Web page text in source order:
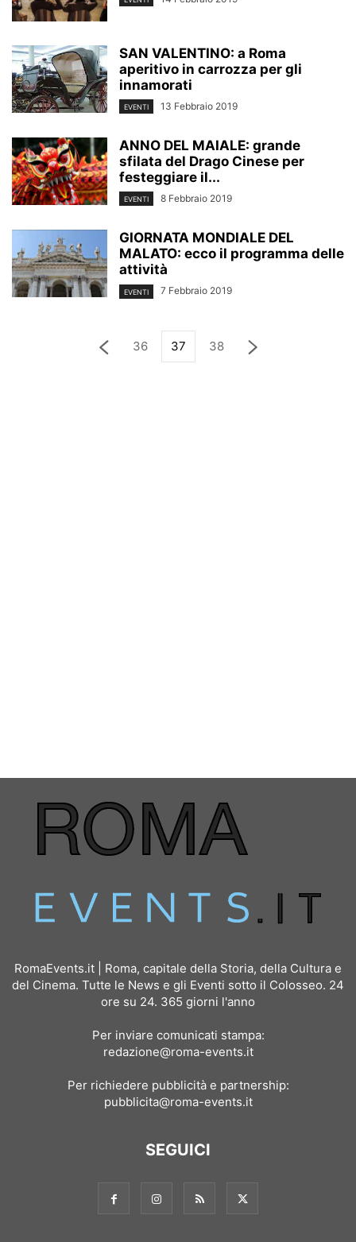
SAN VALENTINO: a Roma
aperitivo in carrozza per gli
innamorati
EVENTI 13 Febbraio 2019
ANNO DEL MAIALE: grande
sfilata del Drago Cinese per
festeggiare il...
EVENTI 8 Febbraio 2019
GIORNATA MONDIALE DEL
MALATO: ecco il programma delle
attività
EVENTI 7 Febbraio 2019
36 37 38
RomaEvents.it | Roma, capitale della Storia, della Cultura e
del Cinema. Tutte le News e gli Eventi sotto il Colosseo. 24
ore su 24. 365 giorni l'anno
Per inviare comunicati stampa:
redazione@roma-events.it
Per richiedere pubblicità e partnership:
pubblicita@roma-events.it
SEGUICI